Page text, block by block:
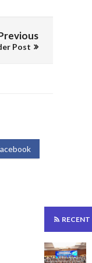
Post
RECENT